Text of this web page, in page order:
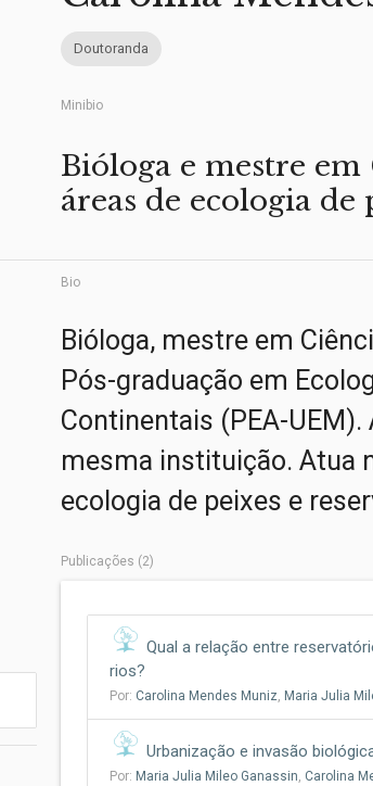
Doutoranda
Minibio
Bióloga e mestre em
áreas de ecologia de
Bio
Bióloga, mestre em
Pós-graduação em
Continentais (PEA-
mesma instituição. Atua
ecologia de peixes e
Publicações (2)
Qual a relação entre
rios?
Por: Carolina Mendes Muniz, Maria Julia
Urbanização e invasão
Por: Maria Julia Mileo Ganassin, Carolina